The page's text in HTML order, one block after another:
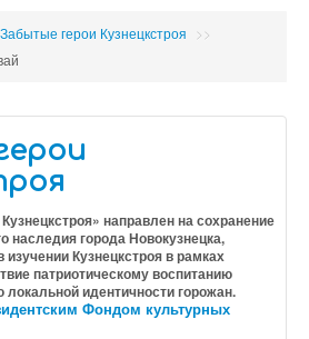
Забытые герои Кузнецкстроя
>>
направлен на сохранение
наследия города Новокузнецка,
Кузнецкстроя в рамках
патриотическому воспитанию
идентичности горожан.
Фондом культурных